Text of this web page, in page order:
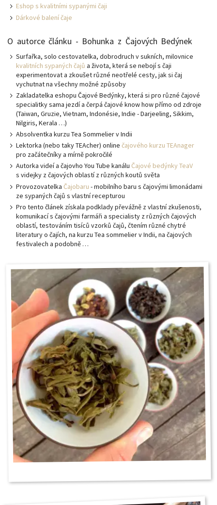
Eshop s kvalitními sypanými čaji
Dárkové balení čaje
O autorce článku - Bohunka z Čajových Bedýnek
Surfařka, solo cestovatelka, dobrodruch v sukních, milovnice
kvalitních sypaných čajů a života, která se nebojí s čaji
experimentovat a zkoušet různé neotřelé cesty, jak si čaj
vychutnat na všechny možné způsoby
Zakladatelka eshopu Čajové Bedýnky, která si pro různé čajové
specialitky sama jezdí a čerpá čajové know how přímo od zdroje
(Taiwan, Gruzie, Vietnam, Indonésie, Indie - Darjeeling, Sikkim,
Nilgiris, Kerala …)
Absolventka kurzu Tea Sommelier v Indii
Lektorka (nebo taky TEAcher) onlinečajového kurzu TEAnager
pro začátečníky a mírně pokročilé
Autorka videí a čajovho You Tube kanáluČajové bedýnky TeaV
s videjky z čajových oblastí z různých koutů světa
ProvozovatelkaČajobaru - mobilního baru s čajovými limonádami
ze sypaných čajů s vlastní recepturou
Pro tento článek získala podklady převážně z vlastní zkušenosti,
komunikací s čajovými farmáři a specialisty z různých čajových
oblastí, testováním tisíců vzorků čajů, čtením různé chytré
literatury o čajích, na kurzu Tea sommelier v Indii, na čajových
festivalech a podobně …